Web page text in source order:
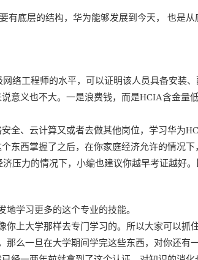
底层的结构，华为能够发展到今天， 也是
工程师的水平，可以证明该人员具备安装
义也不大。一是浪费钱，而是HCIA含金量
、云计算又或者去做其他岗位，学习华为
东西掌握了之后，在你家庭经济允许的情况
压力的情况下，小编也建议你越早考证越好。
学习更多的这个专业的技能。
上大学那样去专门学习的。所以大家可以抓
么一旦在大学期间学完这些东西，对你还有